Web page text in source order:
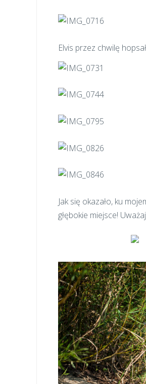
Elvis przez chwilę
Jak się okazało, ku
głębokie miejsce!